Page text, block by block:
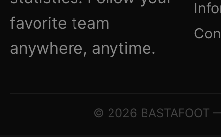
favorite team
anywhere, anytime.
© 2026